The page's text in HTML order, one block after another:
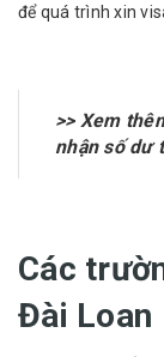
để quá trình xin
>> Xem
nhận số dư
Các
Đài Loan